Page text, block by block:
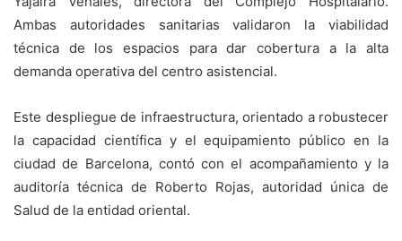
Ambas autoridades sanitarias validaron la viabilidad
técnica de los espacios para dar cobertura a la alta
demanda operativa del centro asistencial.
Este despliegue de infraestructura, orientado a robustecer
la capacidad científica y el equipamiento público en la
ciudad de Barcelona, contó con el acompañamiento y la
auditoría técnica de Roberto Rojas, autoridad única de
Salud de la entidad oriental.